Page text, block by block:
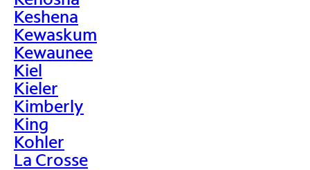
Keshena
Kewaskum
Kewaunee
Kiel
Kieler
Kimberly
King
Kohler
La Crosse